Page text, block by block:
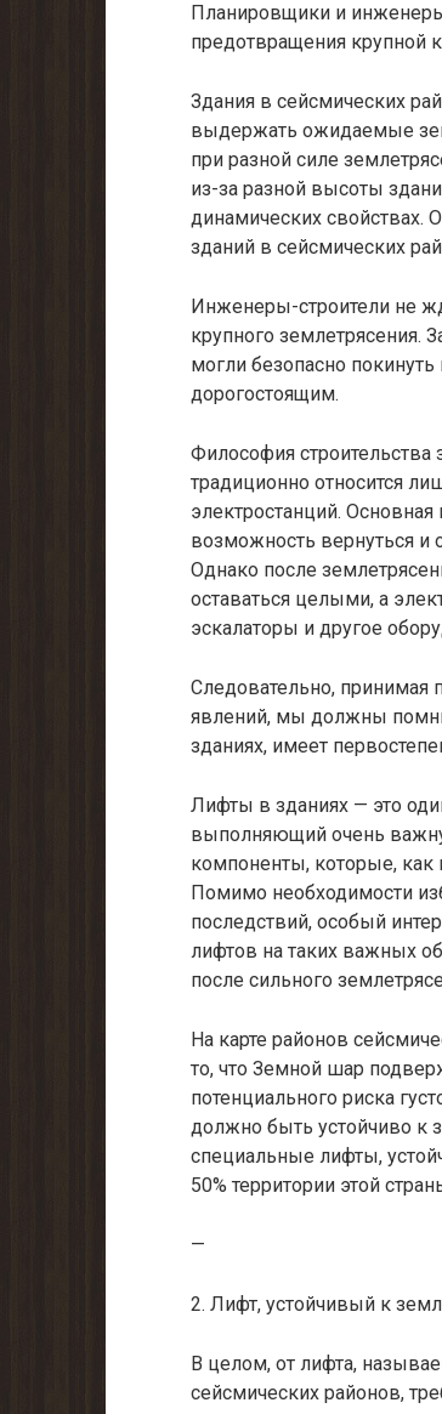
Планировщики и
предотвращения крупной
Здания в сейсмических
выдержать ожидаемые
при разной силе
из-за разной высоты
динамических свойствах.
зданий в сейсмических
Инженеры-строители не
крупного землетрясения.
могли безопасно
дорогостоящим.
Философия
традиционно относится
электростанций.
возможность вернуться и
Однако после
оставаться целыми, а
эскалаторы и другое
Следовательно,
явлений, мы должны
зданиях, имеет
Лифты в зданиях — это
выполняющий очень
компоненты, которые,
Помимо необходимости
последствий, особый
лифтов на таких важных
после сильного
На карте районов
то, что Земной шар
потенциального риска
должно быть устойчиво к
специальные лифты,
50% территории этой
—
2. Лифт, устойчивый к
В целом, от лифта,
сейсмических районов,